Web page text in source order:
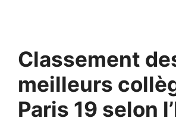
Classement
meilleurs
Paris 19 selon